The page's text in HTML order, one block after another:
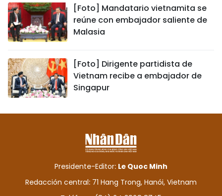
[Foto] Mandatario vietnamita se
reúne con embajador saliente de
Malasia
[Foto] Dirigente partidista de
Vietnam recibe a embajador de
Singapur
Presidente-Editor: Le Quoc Minh
Redacción central: 71 Hang Trong, Hanói, Vietnam